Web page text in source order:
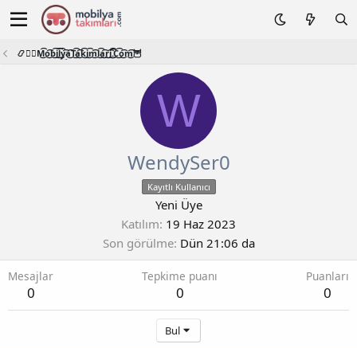
📿🧙‍♂️M͜͡o͜͡b͜͡i͜͡l͜͡y͜͡a͜͡T͜͡a͜͡k͜͡i͜͡m͜͡l͜͡a͜͡r͜͡i͜͡.͜͡C͜͡o͜͡m͜͡🦉
W
WendySer0
Kayıtlı Kullanıcı
Yeni Üye
Katılım 19 Haz 2023
Son görülme Dün 21:06 da
Mesajlar
0
Tepkime puanı
0
Puanları
0
Bul